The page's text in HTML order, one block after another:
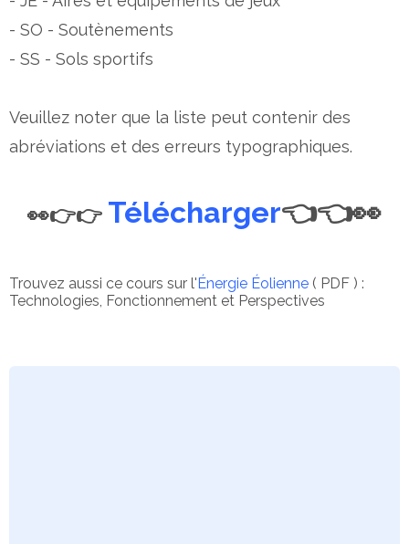
- SO - Soutènements
- SS - Sols sportifs
Veuillez noter que la liste peut contenir des
abréviations et des erreurs typographiques.
👀👉👉 Télécharger👈👈👀
Trouvez aussi ce cours sur l' Énergie Éolienne ( PDF ) :
Technologies, Fonctionnement et Perspectives